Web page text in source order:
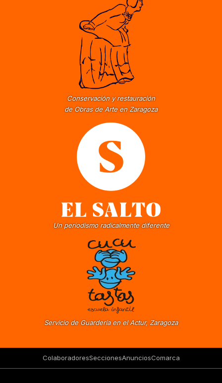
Conservación y restauración
de Obras de Arte en Zaragoza
Un periodismo radicalmente diferente
Servicio de Guardería en el Actur, Zaragoza
ColaboradoresSeccionesAnunciosComarca